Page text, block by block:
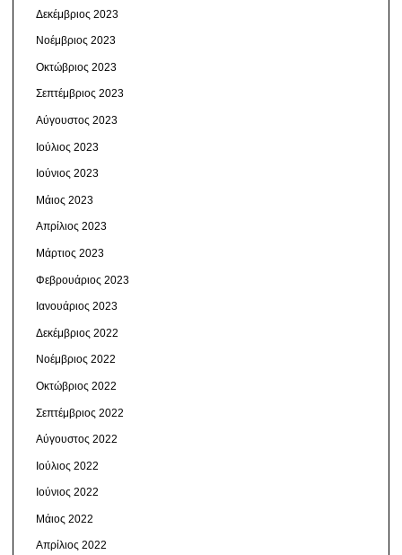
Δεκέμβριος 2023
Νοέμβριος 2023
Οκτώβριος 2023
Σεπτέμβριος 2023
Αύγουστος 2023
Ιούλιος 2023
Ιούνιος 2023
Μάιος 2023
Απρίλιος 2023
Μάρτιος 2023
Φεβρουάριος 2023
Ιανουάριος 2023
Δεκέμβριος 2022
Νοέμβριος 2022
Οκτώβριος 2022
Σεπτέμβριος 2022
Αύγουστος 2022
Ιούλιος 2022
Ιούνιος 2022
Μάιος 2022
Απρίλιος 2022